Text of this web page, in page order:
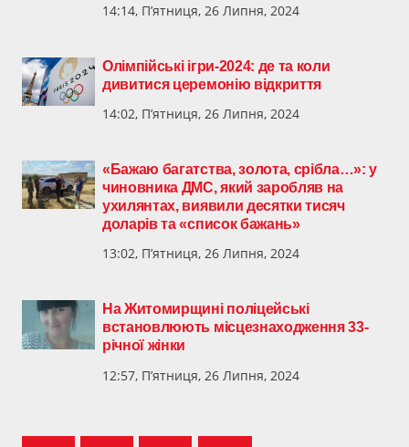
14:14, П’ятниця, 26 Липня, 2024
Олімпійські ігри-2024: де та коли
дивитися церемонію відкриття
14:02, П’ятниця, 26 Липня, 2024
«Бажаю багатства, золота, срібла…»: у
чиновника ДМС, який заробляв на
ухилянтах, виявили десятки тисяч
доларів та «список бажань»
13:02, П’ятниця, 26 Липня, 2024
На Житомирщині поліцейські
встановлюють місцезнаходження 33-
річної жінки
12:57, П’ятниця, 26 Липня, 2024